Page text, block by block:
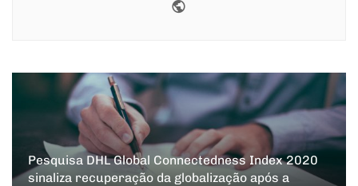
Pesquisa DHL Global Connectedness Index 2020
sinaliza recuperação da globalização após a